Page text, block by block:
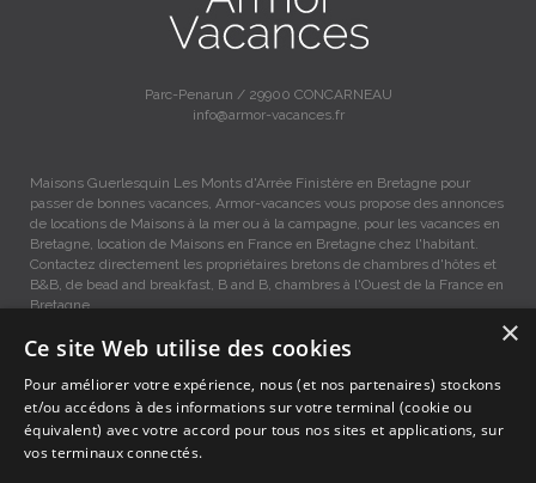
Parc-Penarun / 29900 CONCARNEAU
info@armor-vacances.fr
Maisons Guerlesquin Les Monts d'Arrée Finistère en Bretagne pour
passer de bonnes vacances, Armor-vacances vous propose des annonces
de locations de Maisons à la mer ou à la campagne, pour les vacances en
Bretagne, location de Maisons en France en Bretagne chez l'habitant.
Contactez directement les propriétaires bretons de chambres d'hôtes et
B&B, de bead and breakfast, B and B, chambres à l'Ouest de la France en
Bretagne.
Maisons vacances Guerlesquin, Location entre Particuliers
Accueil
Dernières minutes
×
Ce site Web utilise des cookies
Pour améliorer votre expérience, nous (et nos partenaires) stockons
et/ou accédons à des informations sur votre terminal (cookie ou
équivalent) avec votre accord pour tous nos sites et applications, sur
vos terminaux connectés.